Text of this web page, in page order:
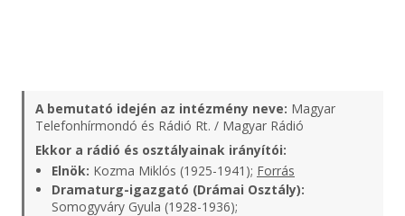
A bemutató idején az intézmény neve: Magyar
Telefonhírmondó és Rádió Rt. / Magyar Rádió
Ekkor a rádió és osztályainak irányítói:
Elnök: Kozma Miklós (1925-1941); Forrás
Dramaturg-igazgató (Drámai Osztály):
Somogyváry Gyula (1928-1936);